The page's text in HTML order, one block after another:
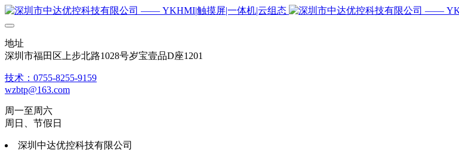
地址
深圳市福田区上步北路1028号岁宝壹品D座1201
技术：0755-8255-9159
wzbtp@163.com
周一至周六
周日、节假日
深圳中达优控科技有限公司